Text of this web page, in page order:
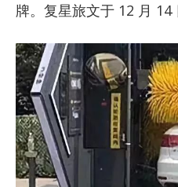
牌。复星旅文于 12 月 14